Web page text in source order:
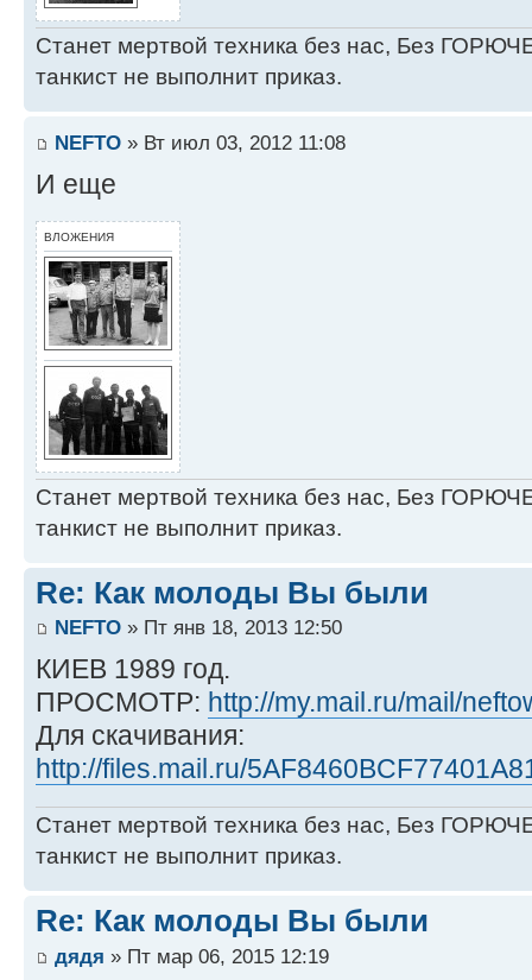
Станет мертвой техника без нас, Без
танкист не выполнит приказ.
NEFTO » Вт июл 03, 2012 11:08
И еще
ВЛОЖЕНИЯ
Станет мертвой техника без нас, Без
танкист не выполнит приказ.
Re: Как молоды Вы были
NEFTO » Пт янв 18, 2013 12:50
КИЕВ 1989 год.
ПРОСМОТР: http://my.mail.ru/mail/
Для скачивания:
http://files.mail.ru/
Станет мертвой техника без нас, Без
танкист не выполнит приказ.
Re: Как молоды Вы были
дядя » Пт мар 06, 2015 12:19